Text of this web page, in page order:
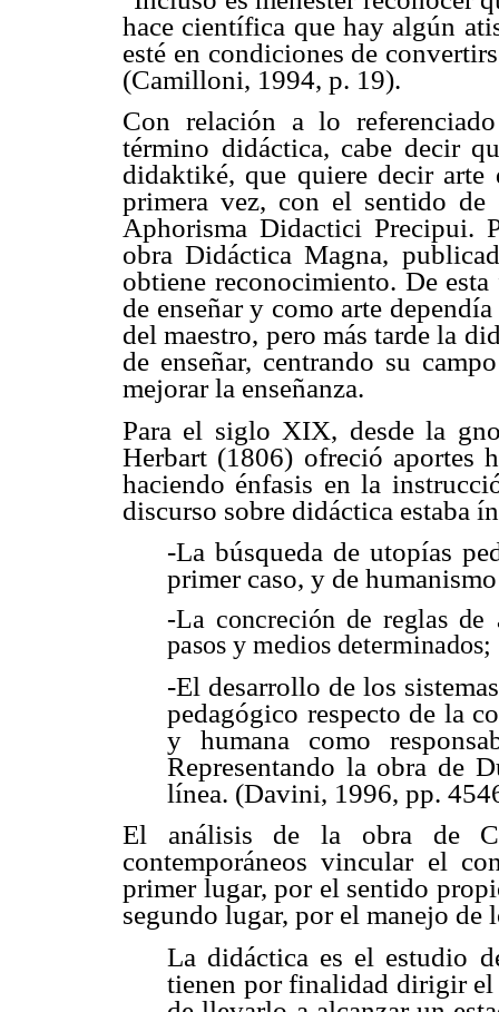
hace científica que hay algún
esté en condiciones de
(Camilloni, 1994, p. 19).
Con relación a lo
término didáctica, cabe decir
didaktiké, que quiere decir arte
primera vez, con el sentido
Aphorisma Didactici Precipui.
obra Didáctica Magna,
obtiene reconocimiento. De
de enseñar y como arte
del maestro, pero más tarde la
de enseñar, centrando su
mejorar la enseñanza.
Para el siglo XIX, desde la
Herbart (1806) ofreció aportes
haciendo énfasis en la
discurso sobre didáctica estaba
-La búsqueda de utopías
primer caso, y de
-La concreción de reglas de
pasos y medios determinados;
-El desarrollo de los
pedagógico respecto de la
y humana como
Representando la obra de
línea. (Davini, 1996, pp.
El análisis de la obra de
contemporáneos vincular el
primer lugar, por el sentido
segundo lugar, por el manejo de
La didáctica es el estudio
tienen por finalidad dirigir el